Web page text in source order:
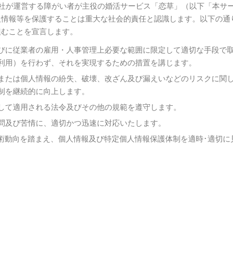
運営する障がい者が主役の婚活サービス「恋草」（以下「本サ
報等を保護することは重大な社会的責任と認識します。以下の
ことを宣言します。
従業者の雇用・人事管理上必要な範囲に限定して適切な手段で
）を行わず、それを実現するための措置を講じます。
は個人情報の紛失、破壊、改ざん及び漏えいなどのリスクに関
継続的に向上します。
適用される法令及びその他の規範を遵守します。
び苦情に、適切かつ迅速に対応いたします。
向を踏まえ、個人情報及び特定個人情報保護体制を適時･適切